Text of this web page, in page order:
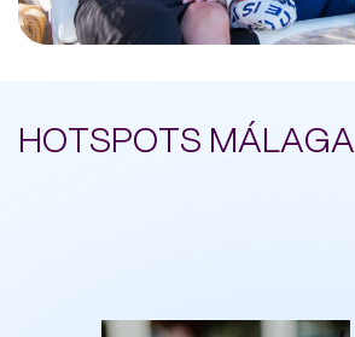
HOTSPOTS MÁLAGA